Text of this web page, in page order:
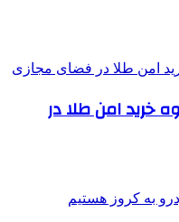
امن طلا در